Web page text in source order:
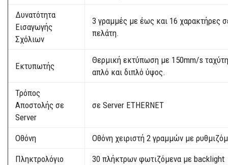
Δυνατότητα
Εισαγωγής
Σχόλιων
3 γραμμές με έως και 16 χαρακτήρες
πελάτη.
Εκτυπωτής
Θερμική εκτύπωση με 150mm/s
απλό και διπλό ύψος.
Τρόπος
Αποστολής σε
Server
σε Server ETHERNET
Οθόνη Οθόνη χειριστή 2 γραμμών με
Πληκτρολόγιο 30 πλήκτρων φωτιζόμενα με backlight